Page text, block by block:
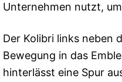
Unternehmen nutzt,
Der Kolibri links neben
Bewegung in das
hinterlässt eine Spur